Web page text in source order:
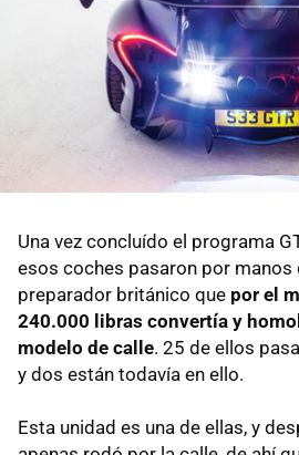
Una vez concluído el programa
esos coches pasaron por manos
preparador británico que por el
240.000 libras convertía y
modelo de calle. 25 de ellos
y dos están todavía en ello.
Esta unidad es una de ellas, y